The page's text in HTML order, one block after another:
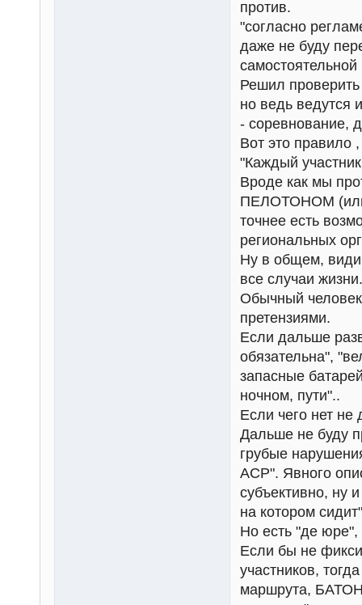
против.
"согласно
даже не буду
самостоятельной
Решил
но ведь ведутся
- соревнование,
Вот это правило
"Каждый
Вроде как мы
ПЕЛОТОНОМ (или
точнее есть
региональных
Ну в общем,
все случаи жизни.
Обычный
претензиями.
Если дальше
обязательна",
запасные
ночном, пути"..
Если чего нет не
Дальше не буду
грубые
ACP". Явного
субъективно, ну
на котором
Но есть "де юре",
Если бы не
участников,
маршрута,